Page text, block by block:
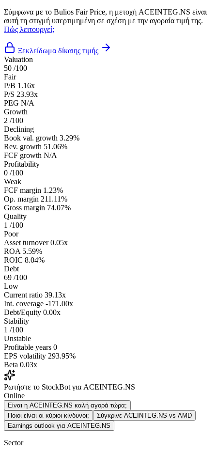
Σύμφωνα με το Bulios Fair Price, η μετοχή ACEINTEG.NS είναι
αυτή τη στιγμή υπερτιμημένη σε σχέση με την αγοραία τιμή της.
Πώς λειτουργεί;
Ξεκλείδωμα δίκαιης τιμής
Valuation
50 /100
Fair
P/B 1.16x
P/S 23.93x
PEG N/A
Growth
2 /100
Declining
Book val. growth 3.29%
Rev. growth 51.06%
FCF growth N/A
Profitability
0 /100
Weak
FCF margin 1.23%
Op. margin 211.11%
Gross margin 74.07%
Quality
1 /100
Poor
Asset turnover 0.05x
ROA 5.59%
ROIC 8.04%
Debt
69 /100
Low
Current ratio 39.13x
Int. coverage -171.00x
Debt/Equity 0.00x
Stability
1 /100
Unstable
Profitable years 0
EPS volatility 293.95%
Beta 0.03x
Ρωτήστε το StockBot για ACEINTEG.NS
Online
Είναι η ACEINTEG.NS καλή αγορά τώρα;
Ποιοι είναι οι κύριοι κίνδυνοι;
Σύγκρινε ACEINTEG.NS vs AMD
Earnings outlook για ACEINTEG.NS
Sector